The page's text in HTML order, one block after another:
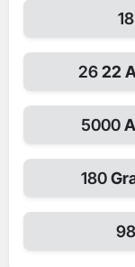
18
2622
5000
180
98